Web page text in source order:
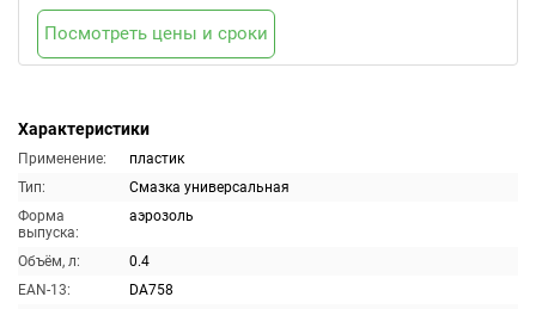
Характеристики
Применение:
пластик
Тип:
Смазка универсальная
Форма
выпуска:
аэрозоль
Объём, л:
0.4
EAN-13:
DA758
Посмотреть цены и сроки